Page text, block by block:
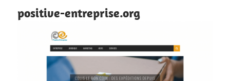
positive-entreprise.org